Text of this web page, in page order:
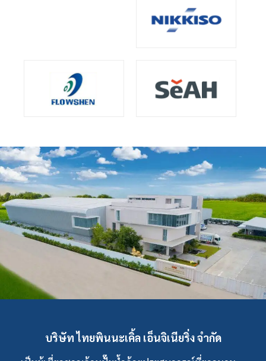
บริษัท ไทยพินนะเคิ้ล เอ็นจิเนียริ่ง จำกัด